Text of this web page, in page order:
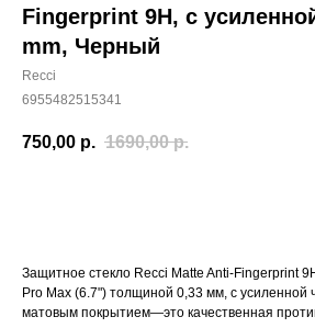
Fingerprint 9H, с
mm, Черный
Recci
6955482515341
750,00 р. 1690,00 р.
Защитное стекло Recci Matte Anti-Fingerprint
Pro Max (6.7") толщиной 0,33 мм, с усиленной
матовым покрытием—это качественная